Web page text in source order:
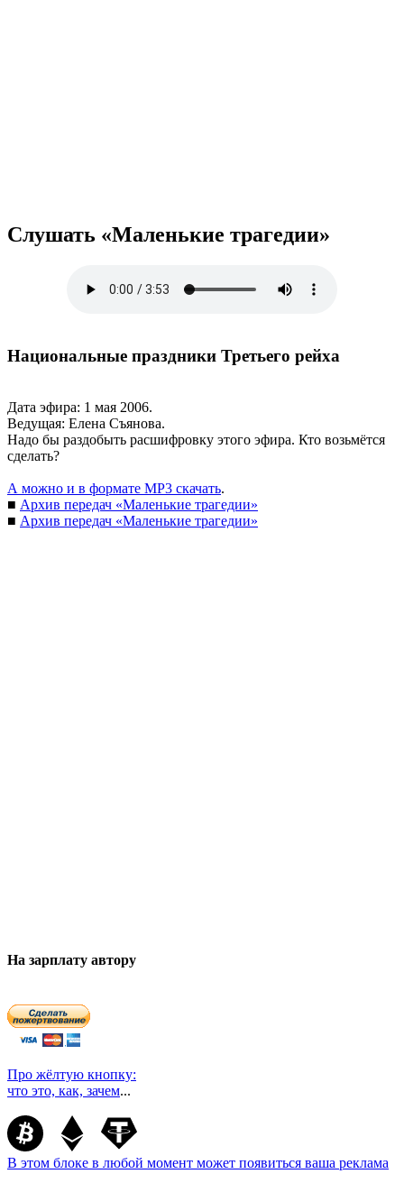
Слушать «Маленькие трагедии»
Национальные праздники Третьего рейха
Дата эфира: 1 мая 2006.
Ведущая: Елена Съянова.
Надо бы раздобыть расшифровку этого эфира. Кто возьмётся
сделать?
А можно и в формате MP3 скачать.
■ Архив передач «Маленькие трагедии»
■ Архив передач «Маленькие трагедии»
На зарплату автору
Про жёлтую кнопку:
что это, как, зачем...
В этом блоке в любой момент может появиться ваша реклама